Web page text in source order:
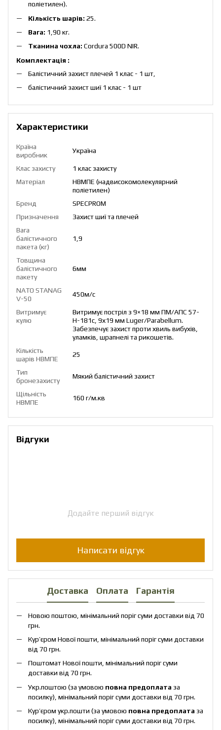
поліетилен).
Кількість шарів: 25.
Вага: 1,90 кг.
Тканина чохла: Cordura 500D NIR.
Комплектація :
Балістичний захист плечей 1 клас - 1 шт,
балістичний захист шиї 1 клас - 1 шт
Характеристики
Країна
виробник
Україна
Клас захисту
1 клас захисту
Матеріал
НВМПЕ (надвисокомолекулярний
поліетилен)
Бренд
SPECPROM
Призначення
Захист шиї та плечей
Вага
балістичного
пакета (кг)
1,9
Товщина
балістичного
пакету
6мм
NATO STANAG
V-50
450м/с
Витримує
кулю
Витримує постріл з 9×18 мм ПМ/АПС 57-
Н-181с, 9х19 мм Luger/Parabellum.
Забезпечує захист проти хвиль вибухів,
уламків, шрапнелі та рикошетів.
Кількість
шарів НВМПЕ
25
Тип
бронезахисту
Мякий балістичний захист
Щільність
НВМПЕ
160 г/м.кв
Відгуки
Додайте перший відгук
Написати відгук
Доставка Оплата Гарантія
Новою поштою, мінімальний поріг суми доставки від 70
грн.
Кур’єром Нової пошти, мінімальний поріг суми доставки
від 70 грн.
Поштомат Нової пошти, мінімальний поріг суми
доставки від 70 грн.
Укр.поштою (за умовою повна предоплата за
посилку), мінімальний поріг суми доставки від 70 грн.
Кур’єром укр.пошти (за умовою повна предоплата за
посилку), мінімальний поріг суми доставки від 70 грн.